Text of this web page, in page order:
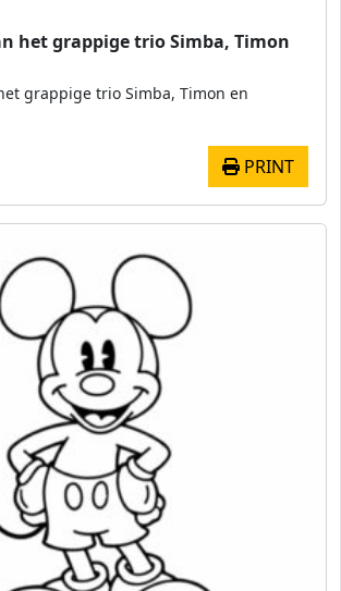
het grappige trio Simba, Timon
grappige trio Simba, Timon en
PRINT